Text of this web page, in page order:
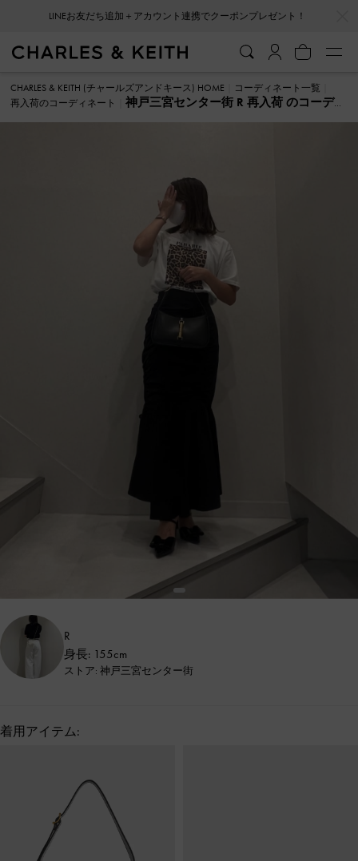
LINEお友だち追加＋アカウント連携でクーポンプレゼント！
CHARLES & KEITH (チャールズアンドキース) HOME
コーディネート一覧
再入荷のコーディネート
神戸三宮センター街 R 再入荷 のコーデ
R
身長: 155cm
ストア: 神戸三宮センター街
着用アイテム: